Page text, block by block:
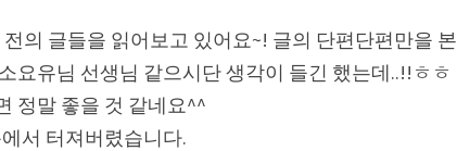
의 글들을 읽어보고 있어요~! 글의 단편단편만을 본
요유님 선생님 같으시단 생각이 들긴 했는데..!!ㅎㅎ
정말 좋을 것 같네요^^
서 터져버렸습니다.